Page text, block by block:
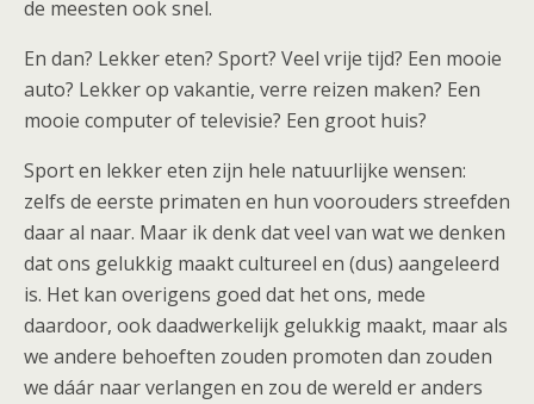
de meesten ook snel.
En dan? Lekker eten? Sport? Veel vrije tijd? Een mooie
auto? Lekker op vakantie, verre reizen maken? Een
mooie computer of televisie? Een groot huis?
Sport en lekker eten zijn hele natuurlijke wensen:
zelfs de eerste primaten en hun voorouders streefden
daar al naar. Maar ik denk dat veel van wat we denken
dat ons gelukkig maakt cultureel en (dus) aangeleerd
is. Het kan overigens goed dat het ons, mede
daardoor, ook daadwerkelijk gelukkig maakt, maar als
we andere behoeften zouden promoten dan zouden
we dáár naar verlangen en zou de wereld er anders